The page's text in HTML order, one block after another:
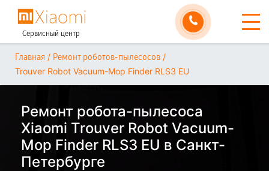
Сервисный центр
Главная / Ремонт роботов-пылесосов /
Trouver Robot Vacuum-Mop Finder RLS3 EU
Ремонт робота-пылесоса
Xiaomi Trouver Robot Vacuum-
Mop Finder RLS3 EU в Санкт-
Петербурге